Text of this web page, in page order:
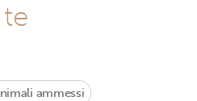
te
ammessi